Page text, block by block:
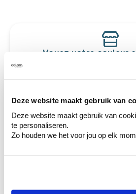
Deze website maakt gebruik van
Deze website maakt gebruik van
te personaliseren.
Zo houden we het voor jou op elk
Voyez votre couleur
Découvrez des
votre couleur.
Obtenez des conseils
combinaison de couleurs.
Conseil couleur à